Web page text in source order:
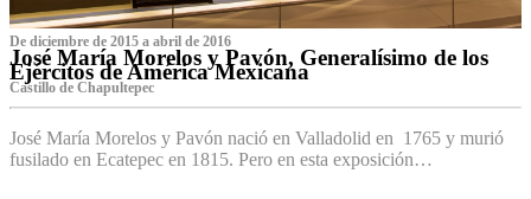
De diciembre de 2015 a abril de 2016
José María Morelos y Pavón, Generalísimo de los
Ejércitos de América Mexicana
C‌astillo de Chapultepec
José María Morelos y Pavón nació en Valladolid en 1765 y murió
fusilado en Ecatepec en 1815. Pero en esta exposición…